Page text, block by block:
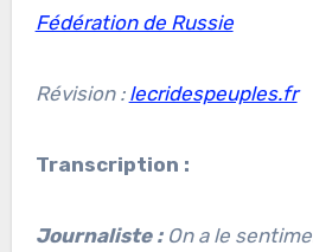
Fédération de Russie
Révision : lecridespeuples.fr
Transcription :
Journaliste :On a le